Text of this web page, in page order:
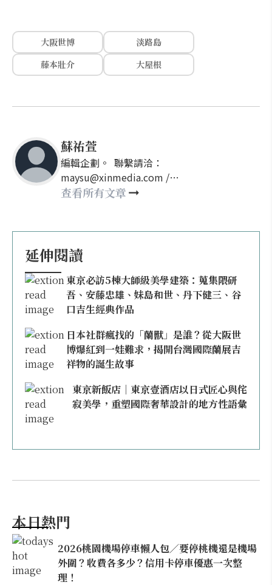
大阪世博
淡路島
藤本壯介
大屋根
蘇祐萱
編輯企劃。 聯繫請洽：
maysu@xinmedia.com /
may860527@gmail.com
查看所有文章
延伸閱讀
東京必訪5棟大師級美學建築：蒐集隈研
吾、安藤忠雄、妹島和世、丹下健三、谷
口吉生經典作品
日本社群瘋找的「蘭獸」是誰？從大阪世
博爆紅到一娃難求，揭開台灣國際蘭展吉
祥物的誕生故事
東京新飯店｜東京壹酒店以日式匠心與侘
寂美學，重塑國際奢華設計的地方性語彙
本日熱門
2026桃園機場停車懶人包／要停桃機還是機場
外圍？收費各多少？信用卡停車優惠一次整
理！